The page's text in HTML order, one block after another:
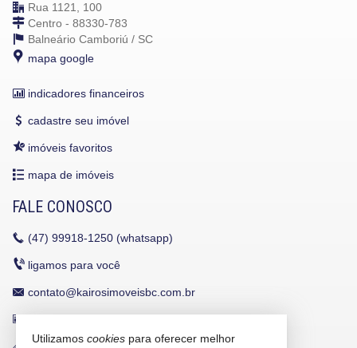
Rua 1121, 100
Centro - 88330-783
Balneário Camboriú / SC
mapa google
indicadores financeiros
cadastre seu imóvel
imóveis favoritos
mapa de imóveis
FALE CONOSCO
(47) 99918-1250 (whatsapp)
ligamos para você
contato@kairosimoveisbc.com.br
Utilizamos cookies para oferecer melhor